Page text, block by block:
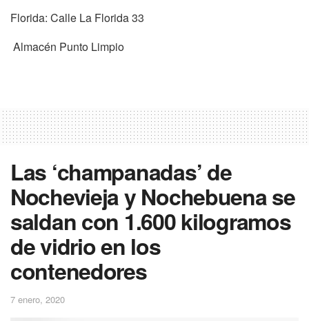
Florida: Calle La Florida 33
Almacén Punto Limpio
Las ‘champanadas’ de
Nochevieja y Nochebuena se
saldan con 1.600 kilogramos
de vidrio en los
contenedores
7 enero, 2020